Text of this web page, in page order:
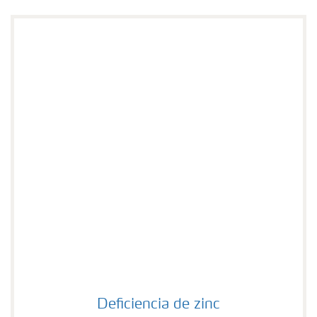
Deficiencia de zinc
Deficiencia de zinc